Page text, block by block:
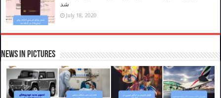
شد
July 18, 2020
News in Pictures